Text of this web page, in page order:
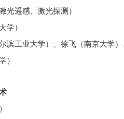
光遥感、激光探测）
学）
滨工业大学）、徐飞（南京大学
）